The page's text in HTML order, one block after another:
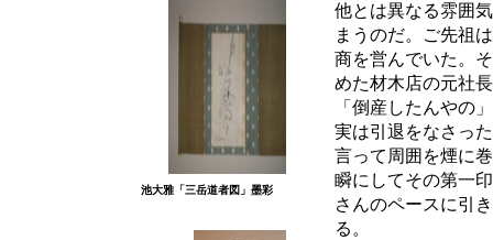
池大雅「三岳道者図」墨彩
他とは異なる雰囲
まうのだ。ご先祖
商を営んでいた。
めた材木店の元社
「倒産したんやの
実は引退をなさっ
言って周囲を煙に
瞬にしてその第一
さんのペースに引
る。